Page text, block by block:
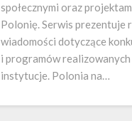
społecznymi oraz
Polonię. Serwis prezentuje
wiadomości dotyczące
i programów
instytucje. Polonia na…